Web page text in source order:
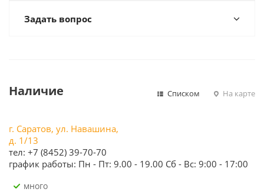
Задать вопрос
Наличие Списком На карте
г. Саратов, ул. Навашина,
д. 1/13
тел: +7 (8452) 39-70-70
график работы: Пн - Пт: 9.00 - 19.00 Сб - Вс: 9:00 - 17:00
Много